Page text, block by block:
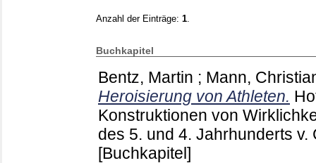
Anzahl der Einträge: 1
Buchkapitel
Bentz, Martin ; Mann,
Heroisierung von Athleten.
Konstruktionen von
des 5. und 4. Jahrhunderts v.
[Buchkapitel]